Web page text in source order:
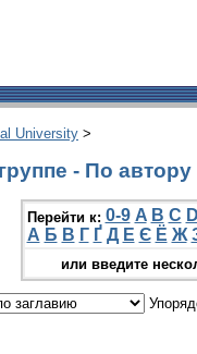
University >
- По
Перейти к: 0-9 A B C D
А Б В Г Ґ Д Е Є Ё Ж
или введите